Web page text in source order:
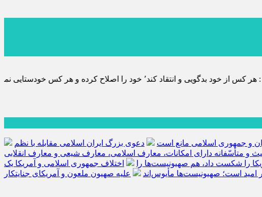
کس خودستایی نماید٬ پس به تحقیق خویش را تباه نموده است.
و جمهوری اسلامی مانع است
دعوی بزرگ ایران اسلامی مقابله با نظم
و متأسّفانه دارای امکانات، معارف اسلامی، معارف شیعی و معارف انقلابی
را شکست داد، هم صهیونیست‌ها را
اختلاف جمهوری اسلامی و آمریکا یک
امید است؛ صهیونیست‌ها مأیوس‌اند علیه صهیون ملعون و آمریکای جنایتکار